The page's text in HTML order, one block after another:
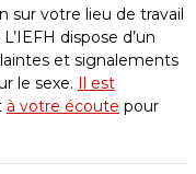
sur votre lieu de travail
dispose d’un
et signalements
le sexe.
Il est
à votre écoute pour